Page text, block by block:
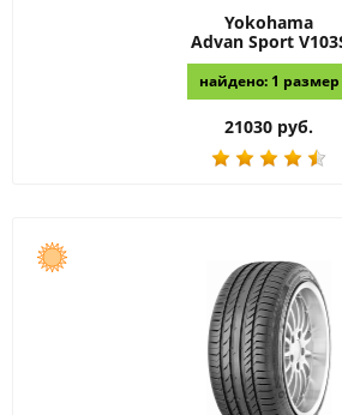
Yokohama
Advan Sport
найдено: 1 размер
21030 руб.